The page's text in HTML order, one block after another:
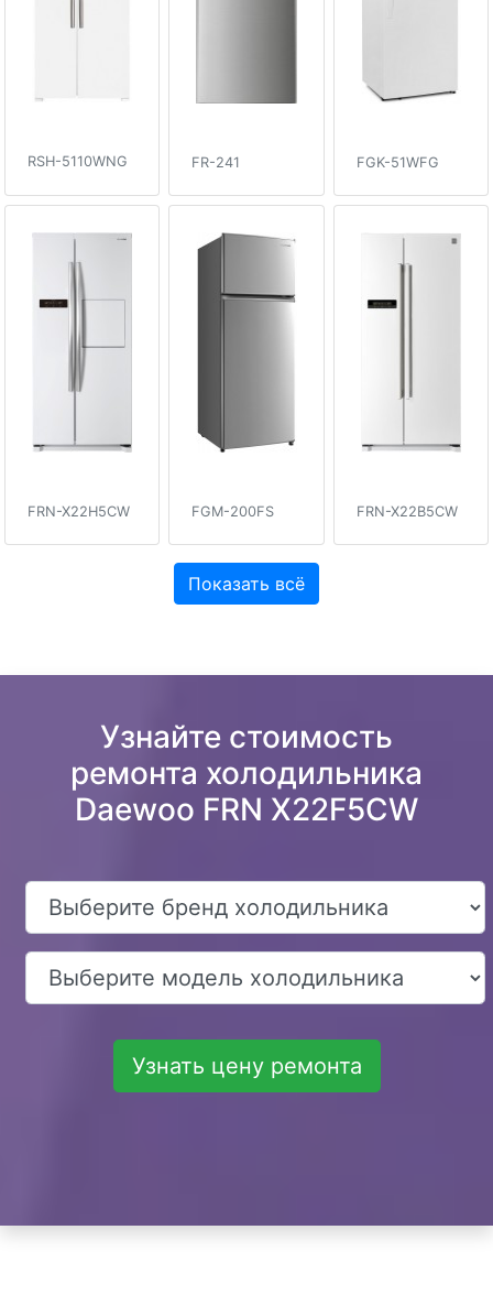
RSH-5110WNG FR-241 FGK-51WFG
FRN-X22H5CW FGM-200FS FRN-X22B5CW
Показать всё
Узнайте стоимость
ремонта холодильника
Daewoo FRN X22F5CW
Узнать цену ремонта